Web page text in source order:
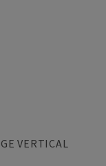
VERTICAL